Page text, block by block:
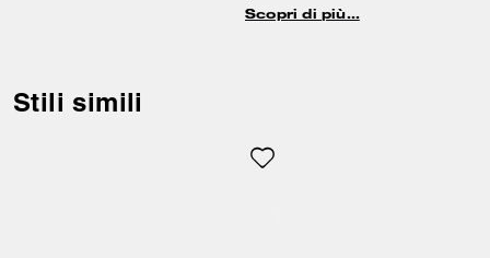
pelle e jacquard Signature,
Scopri di più…
Stili simili